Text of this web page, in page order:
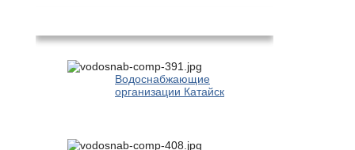
Водоснабжающие
организации Катайск